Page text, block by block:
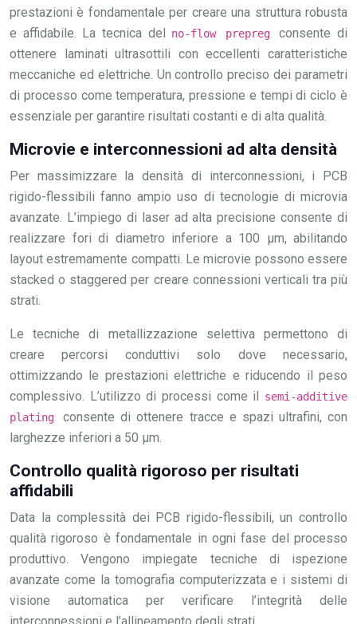
prestazioni è fondamentale per creare una struttura robusta
e affidabile. La tecnica del no-flow prepregconsente di
ottenere laminati ultrasottili con eccellenti caratteristiche
meccaniche ed elettriche. Un controllo preciso dei parametri
di processo come temperatura, pressione e tempi di ciclo è
essenziale per garantire risultati costanti e di alta qualità.
Microvie e interconnessioni ad alta densità
Per massimizzare la densità di interconnessioni, i PCB
rigido-flessibili fanno ampio uso di tecnologie di microvia
avanzate. L’impiego di laser ad alta precisione consente di
realizzare fori di diametro inferiore a 100 μm, abilitando
layout estremamente compatti. Le microvie possono essere
stacked o staggered per creare connessioni verticali tra più
strati.
Le tecniche di metallizzazione selettiva permettono di
creare percorsi conduttivi solo dove necessario,
ottimizzando le prestazioni elettriche e riducendo il peso
complessivo. L’utilizzo di processi come il semi-additive
platingconsente di ottenere tracce e spazi ultrafini, con
larghezze inferiori a 50 μm.
Controllo qualità rigoroso per risultati
affidabili
Data la complessità dei PCB rigido-flessibili, un controllo
qualità rigoroso è fondamentale in ogni fase del processo
produttivo. Vengono impiegate tecniche di ispezione
avanzate come la tomografia computerizzata e i sistemi di
visione automatica per verificare l’integrità delle